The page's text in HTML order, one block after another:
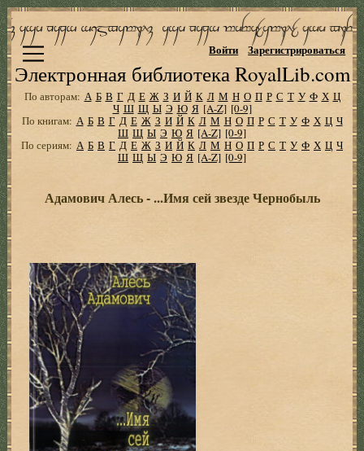
Электронная библиотека RoyalLib.com
Войти Зарегистрироваться
По авторам: А Б В Г Д Е Ж З И Й К Л М Н О П Р С Т У Ф Х Ц
Ч Ш Щ Ы Э Ю Я [A-Z] [0-9]
По книгам: А Б В Г Д Е Ж З И Й К Л М Н О П Р С Т У Ф Х Ц Ч
Ш Щ Ы Э Ю Я [A-Z] [0-9]
По сериям: А Б В Г Д Е Ж З И Й К Л М Н О П Р С Т У Ф Х Ц Ч
Ш Щ Ы Э Ю Я [A-Z] [0-9]
Адамович Алесь - ...Имя сей звезде Чернобыль